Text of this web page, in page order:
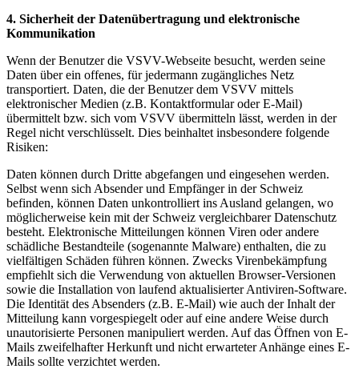
4. Sicherheit der Datenübertragung und elektronische
Kommunikation
Wenn der Benutzer die VSVV-Webseite besucht, werden seine
Daten über ein offenes, für jedermann zugängliches Netz
transportiert. Daten, die der Benutzer dem VSVV mittels
elektronischer Medien (z.B. Kontaktformular oder E-Mail)
übermittelt bzw. sich vom VSVV übermitteln lässt, werden in der
Regel nicht verschlüsselt. Dies beinhaltet insbesondere folgende
Risiken:
Daten können durch Dritte abgefangen und eingesehen werden.
Selbst wenn sich Absender und Empfänger in der Schweiz
befinden, können Daten unkontrolliert ins Ausland gelangen, wo
möglicherweise kein mit der Schweiz vergleichbarer Datenschutz
besteht. Elektronische Mitteilungen können Viren oder andere
schädliche Bestandteile (sogenannte Malware) enthalten, die zu
vielfältigen Schäden führen können. Zwecks Virenbekämpfung
empfiehlt sich die Verwendung von aktuellen Browser-Versionen
sowie die Installation von laufend aktualisierter Antiviren-Software.
Die Identität des Absenders (z.B. E-Mail) wie auch der Inhalt der
Mitteilung kann vorgespiegelt oder auf eine andere Weise durch
unautorisierte Personen manipuliert werden. Auf das Öffnen von E-
Mails zweifelhafter Herkunft und nicht erwarteter Anhänge eines E-
Mails sollte verzichtet werden.